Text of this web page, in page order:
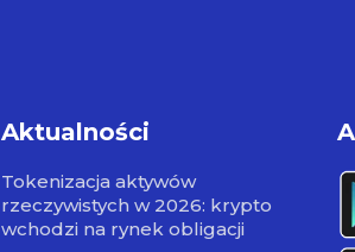
Aktualności
Tokenizacja aktywów
rzeczywistych w 2026: krypto
wchodzi na rynek obligacji